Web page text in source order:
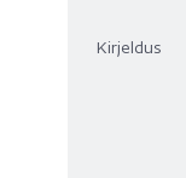
Kirjeldus